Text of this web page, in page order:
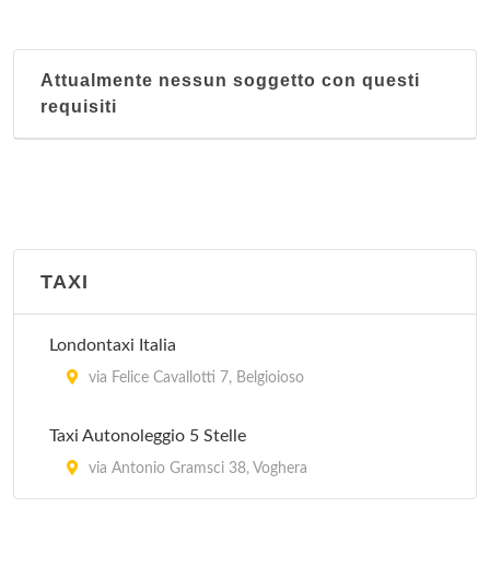
Attualmente nessun soggetto con questi
requisiti
TAXI
Londontaxi Italia
via Felice Cavallotti 7, Belgioioso
Taxi Autonoleggio 5 Stelle
via Antonio Gramsci 38, Voghera